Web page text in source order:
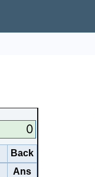
0
Back
Ans